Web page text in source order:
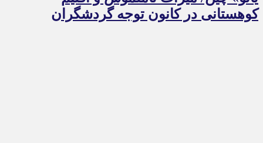
کوهستانی در کانون توجه گردشگران